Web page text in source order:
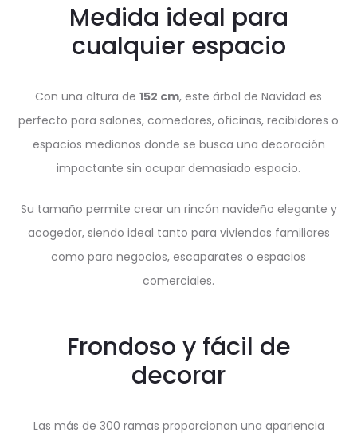
Medida ideal para
cualquier espacio
Con una altura de 152 cm, este árbol de Navidad es
perfecto para salones, comedores, oficinas, recibidores o
espacios medianos donde se busca una decoración
impactante sin ocupar demasiado espacio.
Su tamaño permite crear un rincón navideño elegante y
acogedor, siendo ideal tanto para viviendas familiares
como para negocios, escaparates o espacios
comerciales.
Frondoso y fácil de
decorar
Las más de 300 ramas proporcionan una apariencia